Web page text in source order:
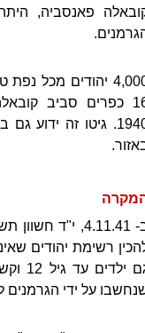
פאנסביה,
4,000 יהודים מכל
16 כפרים סביב
1940. גיטו זה
ב- 4.11.41, י"ד
רשימת יהודים
על ידי הגרמנים